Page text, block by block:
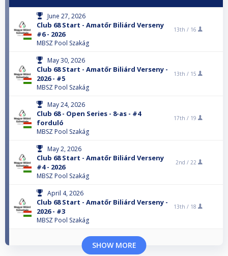
June 27, 2026
Club 68 Start - Amatőr Biliárd Verseny
#6 - 2026
MBSZ Pool Szakág
13th / 16
May 30, 2026
Club 68 Start - Amatőr Biliárd Verseny -
2026 - #5
MBSZ Pool Szakág
13th / 15
May 24, 2026
Club 68 - Open Series - 8-as - #4
forduló
MBSZ Pool Szakág
17th / 19
May 2, 2026
Club 68 Start - Amatőr Biliárd Verseny
#4 - 2026
MBSZ Pool Szakág
2nd / 22
April 4, 2026
Club 68 Start - Amatőr Biliárd Verseny -
2026 - #3
MBSZ Pool Szakág
13th / 18
SHOW MORE